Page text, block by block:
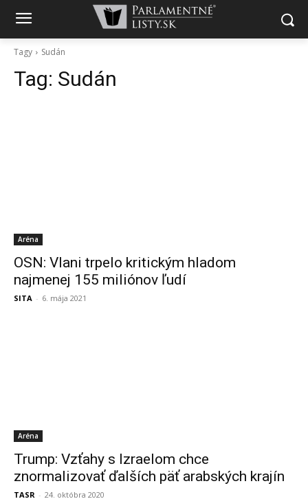
Tagy Sudán
Tag: Sudán
Aréna
OSN: Vlani trpelo kritickým hladom
najmenej 155 miliónov ľudí
SITA - 6. mája 2021
Aréna
Trump: Vzťahy s Izraelom chce
znormalizovať ďalších päť arabských krajín
TASR - 24. októbra 2020